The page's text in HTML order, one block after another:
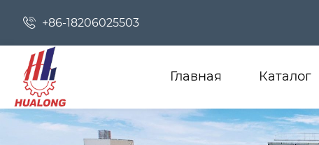
 +86-18206025503
Главная Каталог